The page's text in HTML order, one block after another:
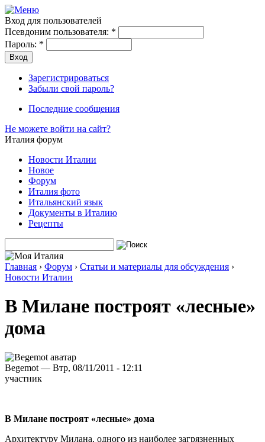
Вход для пользователей
Псевдоним пользователя: *
Пароль: *
Зарегистрироваться
Забыли свой пароль?
Последние сообщения
Не можете войти на сайт?
Италия форум
Новости Италии
Новое
Форум
Италия фото
Итальянский язык
Документы в Италию
Рецепты
Главная › Форум › Статьи и материалы для обсуждения ›
Новости Италии
В Милане построят «лесные»
дома
Begemot — Втр, 08/11/2011 - 12:11
участник
В Милане построят «лесные» дома
Архитектуру Милана, одного из наиболее загрязненных